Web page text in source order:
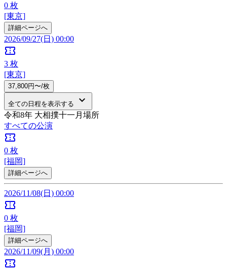
0 枚
[東京]
詳細ページへ
2026/09/27(日) 00:00
confirmation_number
3 枚
[東京]
37,800円〜/枚
全ての日程を表示する keyboard_arrow_down
令和8年 大相撲十一月場所
すべての公演
confirmation_number
0 枚
[福岡]
詳細ページへ
2026/11/08(日) 00:00
confirmation_number
0 枚
[福岡]
詳細ページへ
2026/11/09(月) 00:00
confirmation_number